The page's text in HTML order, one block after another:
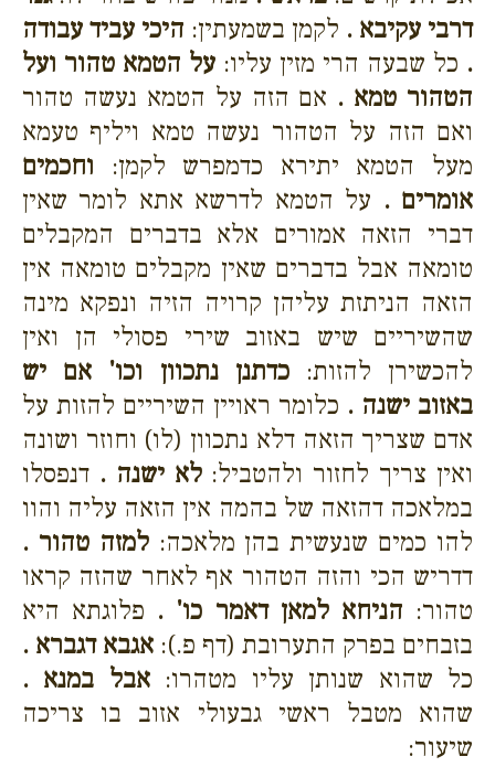
דרבי עקיבא . לקמן בשמעתין: היכי עביד עבודה
. כל שבעה הרי מזין עליו: על הטמא טהור ועל
הטהור טמא . אם הזה על הטמא נעשה טהור
ואם הזה על הטהור נעשה טמא ויליף טעמא
מעל הטמא יתירא כדמפרש לקמן: וחכמים
אומרים . על הטמא לדרשא אתא לומר שאין
דברי הזאה אמורים אלא בדברים המקבלים
טומאה אבל בדברים שאין מקבלים טומאה אין
הזאה הניתזת עליהן קרויה הזיה ונפקא מינה
שהשיריים שיש באזוב שירי פסולי הן ואין
להכשירן להזות:כדתנן נתכוון וכו' אם יש
באזוב ישנה . כלומר ראויין השיריים להזות על
אדם שצריך הזאה דלא נתכוון (לו) וחוזר ושונה
ואין צריך לחזור ולהטביל:לא ישנה . דנפסלו
במלאכה דהזאה של בהמה אין הזאה עליה והוו
להו כמים שנעשית בהן מלאכה:למזה טהור .
דדריש הכי והזה הטהור אף לאחר שהזה קראו
טהור: הניחא למאן דאמר כו' . פלוגתא היא
בזבחים בפרק התערובת (דף פ.): אגבא דגברא .
כל שהוא שנותן עליו מטהרו:אבל במנא .
שהוא מטבל ראשי גבעולי אזוב בו צריכה
שיעור: